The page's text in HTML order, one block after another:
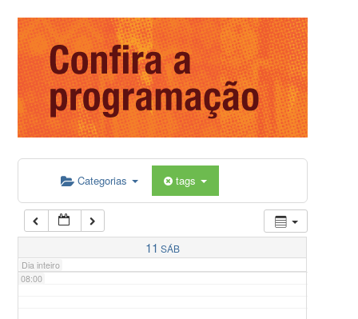
Categorias tags
11 SÁB
Dia inteiro
03:00
04:00
05:00
07:00
08:00